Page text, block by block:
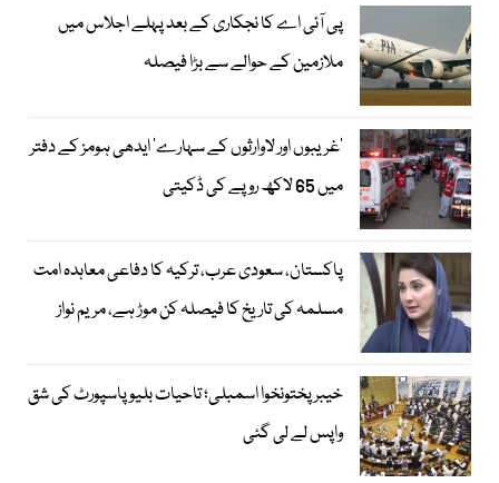
پی آئی اے کا نجکاری کے بعد پہلے اجلاس میں
ملازمین کے حوالے سے بڑا فیصلہ
’غریبوں اور لاوارثوں کے سہارے‘ ایدھی ہومز کے دفتر
میں 65 لاکھ روپے کی ڈکیتی
پاکستان، سعودی عرب، ترکیہ کا دفاعی معاہدہ امت
مسلمہ کی تاریخ کا فیصلہ کن موڑ ہے، مریم نواز
خیبرپختونخوا اسمبلی؛ تاحیات بلیو پاسپورٹ کی شق
واپس لے لی گئی